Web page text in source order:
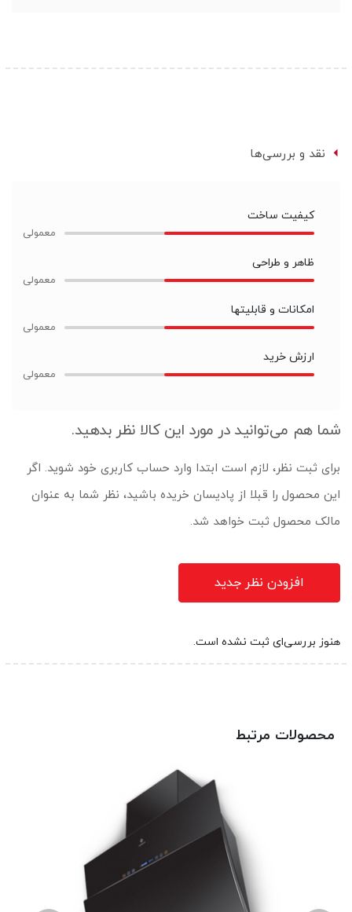
نقد و بررسی‌ها
کیفیت ساخت
ظاهر و طراحی
امکانات و قابلیتها
ارزش خرید
شما هم می‌توانید در مورد این کالا نظر بدهید.
برای ثبت نظر، لازم است ابتدا وارد حساب کاربری خود شوید. اگر
این محصول را قبلا از پادیسان خریده باشید، نظر شما به عنوان
مالک محصول ثبت خواهد شد.
افزودن نظر جدید
هنوز بررسی‌ای ثبت نشده است.
محصولات مرتبط